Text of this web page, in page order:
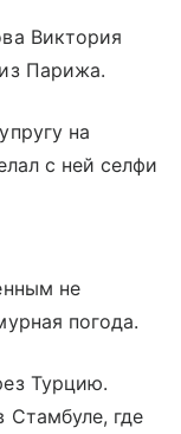
Виктория
Парижа.
на
с ней селфи
не
погода.
Турцию.
Стамбуле, где